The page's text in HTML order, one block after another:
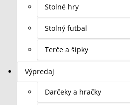
Stolné hry
Stolný futbal
Terče a šípky
Výpredaj
Darčeky a hračky